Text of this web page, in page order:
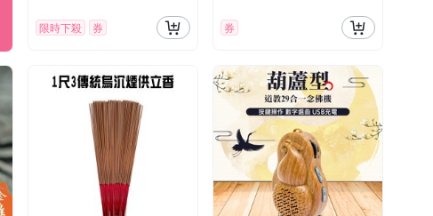
限時下殺 券 券